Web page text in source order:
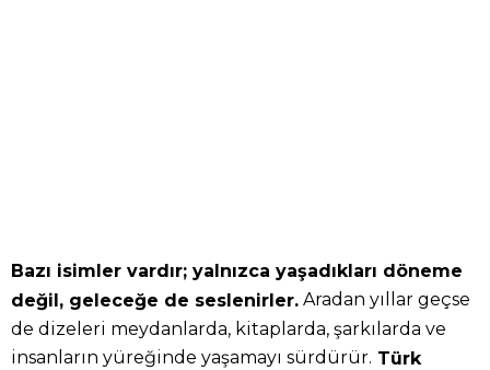
Bazı isimler vardır; yalnızca yaşadıkları döneme
değil, geleceğe de seslenirler. Aradan yıllar geçse
de dizeleri meydanlarda, kitaplarda, şarkılarda ve
insanların yüreğinde yaşamayı sürdürür. Türk